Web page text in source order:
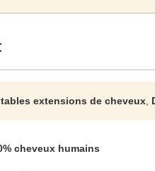
extensions de cheveux
cheveux humains